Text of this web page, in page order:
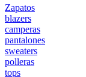
Zapatos
blazers
camperas
pantalones
sweaters
polleras
tops